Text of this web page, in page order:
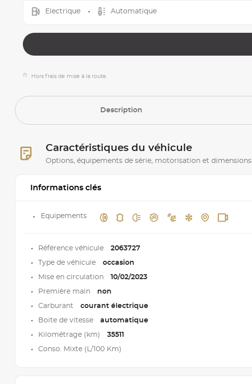
Electrique Automatique
(1) Hors frais de mise à la route.
Description
Caractéristiques du véhicule
Options, équipements de série, motorisation et dimensions
Informations clés
Equipements
Référence véhicule 2063727
Type de véhicule occasion
Mise en circulation 10/02/2023
Première main non
Carburant courant électrique
Boite de vitesse automatique
Kilométrage (km) 35511
Conso. Mixte (L/100 Km)